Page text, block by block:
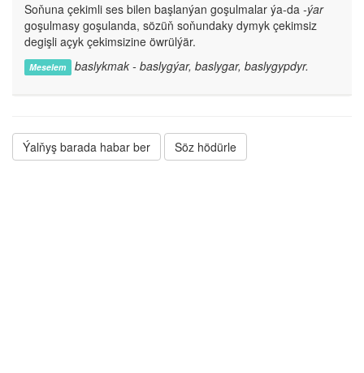
Soňuna çekimli ses bilen başlanýan goşulmalar ýa-da -ýar
goşulmasy goşulanda, sözüň soňundaky dymyk çekimsiz
degişli açyk çekimsizine öwrülýär.
Meselem baslykmak - baslygýar, baslygar, baslygypdyr.
Ýalňyş barada habar ber Söz hödürle